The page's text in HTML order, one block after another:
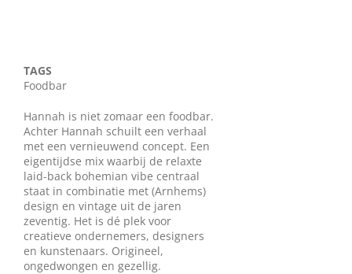
Vacatures
TAGS
Foodbar
Hannah is niet zomaar een foodbar.
Achter Hannah schuilt een verhaal
met een vernieuwend concept. Een
eigentijdse mix waarbij de relaxte
laid-back bohemian vibe centraal
staat in combinatie met (Arnhems)
design en vintage uit de jaren
zeventig. Het is dé plek voor
creatieve ondernemers, designers
en kunstenaars. Origineel,
ongedwongen en gezellig.